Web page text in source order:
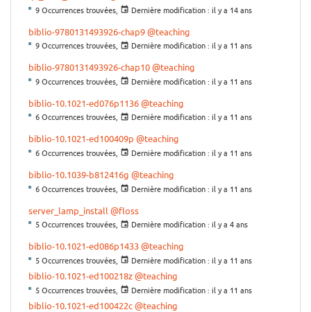
9 Occurrences trouvées, Dernière modification : il y a 14 ans
biblio-9780131493926-chap9@teaching
9 Occurrences trouvées, Dernière modification : il y a 11 ans
biblio-9780131493926-chap10@teaching
9 Occurrences trouvées, Dernière modification : il y a 11 ans
biblio-10.1021-ed076p1136@teaching
6 Occurrences trouvées, Dernière modification : il y a 11 ans
biblio-10.1021-ed100409p @teaching
6 Occurrences trouvées, Dernière modification : il y a 11 ans
biblio-10.1039-b812416g @teaching
6 Occurrences trouvées, Dernière modification : il y a 11 ans
server_lamp_install @floss
5 Occurrences trouvées, Dernière modification : il y a 4 ans
biblio-10.1021-ed086p1433@teaching
5 Occurrences trouvées, Dernière modification : il y a 11 ans
biblio-10.1021-ed100218z@teaching
5 Occurrences trouvées, Dernière modification : il y a 11 ans
biblio-10.1021-ed100422c@teaching